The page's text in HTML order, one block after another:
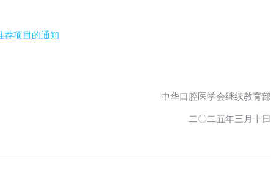
荐项目的通知
中华口腔医学会继续教育部
二〇二五年三月十日